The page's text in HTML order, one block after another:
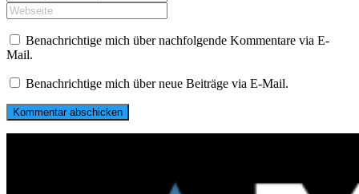
Namen
oder
Benutzernamen
zum
Kommentieren
ein
deine
E-
Mail-
Adresse
zum
Kommentieren
ein
Gib
deine
Website-
URL
(optional)
Benachrichtige mich über nachfolgende Kommentare via E-
Mail.
Benachrichtige mich über neue Beiträge via E-Mail.